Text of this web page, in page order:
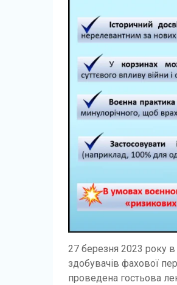
27 березня 2023 року
здобувачів фахової
проведена гостьова